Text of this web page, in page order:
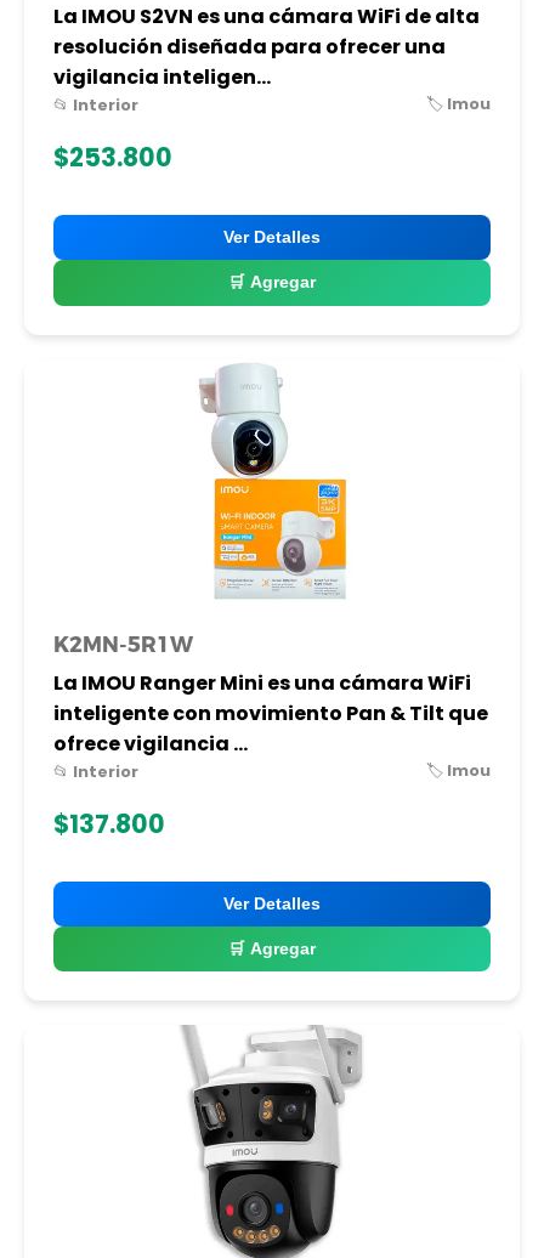
La IMOU S2VN es una cámara WiFi de alta
resolución diseñada para ofrecer una
vigilancia inteligen...
📂 Interior 🏷️ Imou
$253.800
Ver Detalles
🛒 Agregar
K2MN-5R1W
La IMOU Ranger Mini es una cámara WiFi
inteligente con movimiento Pan & Tilt que
ofrece vigilancia ...
📂 Interior 🏷️ Imou
$137.800
Ver Detalles
🛒 Agregar